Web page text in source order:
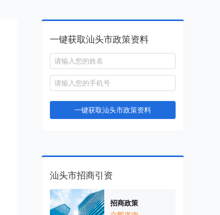
一键获取汕头市政策资料
一键获取汕头市政策资料
汕头市招商引资
招商政策